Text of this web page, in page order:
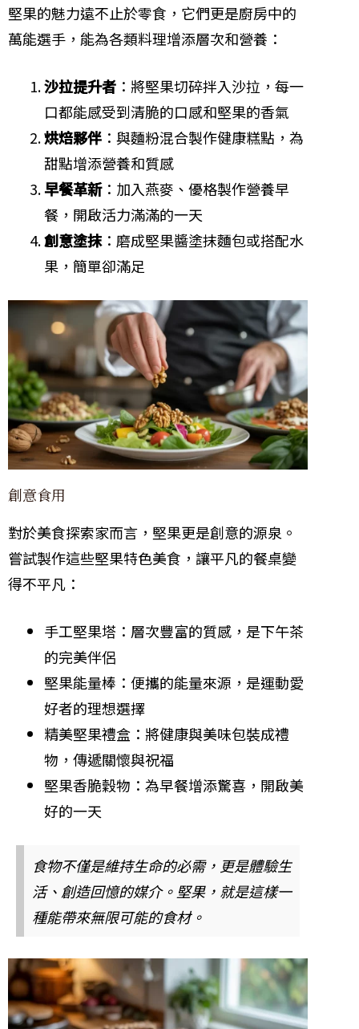
堅果的魅力遠不止於零食，它們更是廚房中的
萬能選手，能為各類料理增添層次和營養：
沙拉提升者 ：將堅果切碎拌入沙拉，每一
口都能感受到清脆的口感和堅果的香氣
烘焙夥伴 ：與麵粉混合製作健康糕點，為
甜點增添營養和質感
早餐革新：加入燕麥、優格製作營養早
餐，開啟活力滿滿的一天
創意塗抹：磨成堅果醬塗抹麵包或搭配水
果，簡單卻滿足
創意食用
對於美食探索家而言，堅果更是創意的源泉。
嘗試製作這些堅果特色美食，讓平凡的餐桌變
得不平凡：
手工堅果塔：層次豐富的質感，是下午茶
的完美伴侶
堅果能量棒：便攜的能量來源，是運動愛
好者的理想選擇
精美堅果禮盒：將健康與美味包裝成禮
物，傳遞關懷與祝福
堅果香脆穀物：為早餐增添驚喜，開啟美
好的一天
食物不僅是維持生命的必需，更是體驗生
活、創造回憶的媒介。堅果，就是這樣一
種能帶來無限可能的食材。